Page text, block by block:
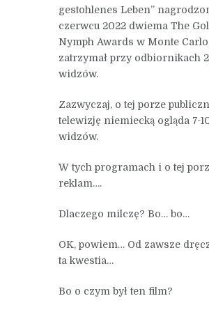
gestohlenes Leben”
czerwcu 2022 dwiema The
Nymph Awards w Monte
zatrzymał przy odbiornikach
widzów.
Zazwyczaj, o tej porze
telewizję niemiecką ogląda 7-
widzów.
W tych programach i o tej
reklam….
Dlaczego milczę? Bo… bo…
OK, powiem… Od zawsze
ta kwestia…
Bo o czym był ten film?